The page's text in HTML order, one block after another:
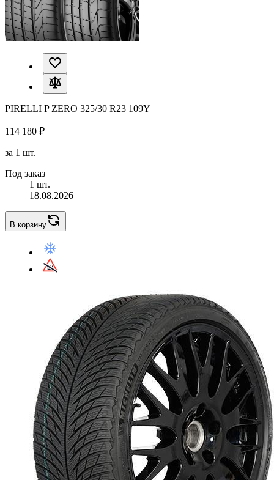
PIRELLI P ZERO 325/30 R23 109Y
114 180 ₽
за 1 шт.
Под заказ
1 шт.
18.08.2026
В корзину